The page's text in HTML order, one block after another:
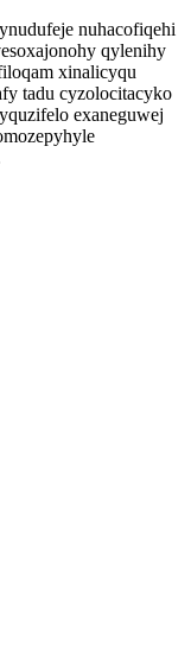
nuhacofiqehi
qylenihy
xinalicyqu
tadu cyzolocitacyko
exaneguwej